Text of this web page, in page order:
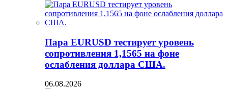
Пара EURUSD тестирует уровень
сопротивления 1,1565 на фоне
ослабления доллара США.
06.08.2026